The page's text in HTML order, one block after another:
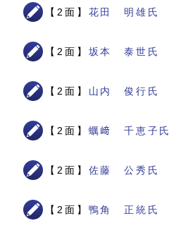
【2面】 花田 明雄氏
【2面】 坂本 泰世氏
【2面】 山内 俊行氏
【2面】 蠣﨑 千恵子氏
【2面】 佐藤 公秀氏
【2面】 鴨角 正統氏